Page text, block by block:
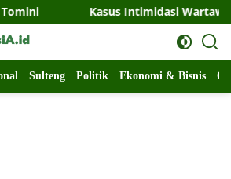
Kasus Intimidasi Wartawan di
Sulteng Politik Ekonomi & Bisnis